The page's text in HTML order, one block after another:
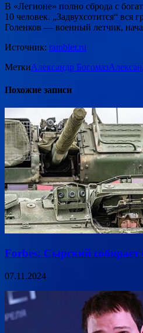
В «Легионе» полно сброда с
10 человек. „Задвухсотится“
Голенков — военный летчик,
Источник: rambler.ru
МеткиАлександр Богомаз
Похожие записи
Forbes: Сырский
07.11.2024